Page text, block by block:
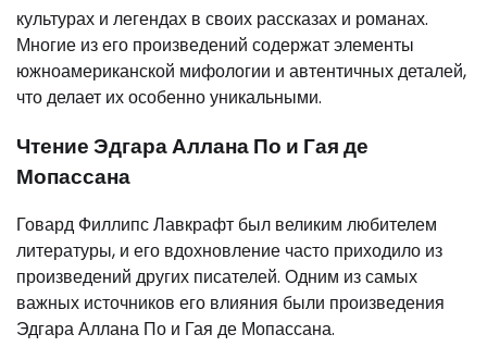
культурах и легендах в своих рассказах и романах.
Многие из его произведений содержат элементы
южноамериканской мифологии и автентичных деталей,
что делает их особенно уникальными.
Чтение Эдгара Аллана По и Гая де
Мопассана
Говард Филлипс Лавкрафт был великим любителем
литературы, и его вдохновление часто приходило из
произведений других писателей. Одним из самых
важных источников его влияния были произведения
Эдгара Аллана По и Гая де Мопассана.